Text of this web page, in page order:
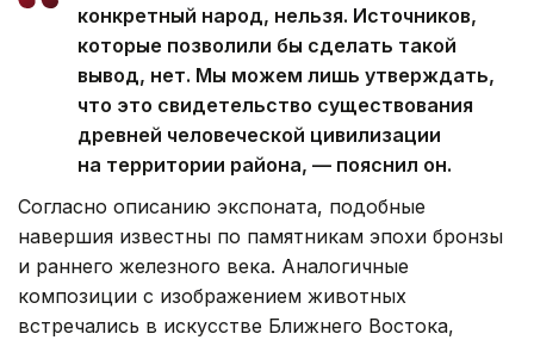
конкретный народ, нельзя. Источников,
которые позволили бы сделать такой
вывод, нет. Мы можем лишь утверждать,
что это свидетельство существования
древней человеческой цивилизации
на территории района, — пояснил он.
Согласно описанию экспоната, подобные
навершия известны по памятникам эпохи бронзы
и раннего железного века. Аналогичные
композиции с изображением животных
встречались в искусстве Ближнего Востока,